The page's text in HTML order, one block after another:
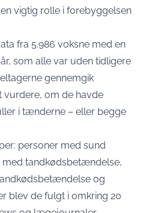
vigtig rolle i forebyggelsen
fra 5.986 voksne med en
som alle var uden tidligere
gennemgik
vurdere, om de havde
i tænderne – eller begge
personer med sund
tandkødsbetændelse,
og
blev de fulgt i omkring 20